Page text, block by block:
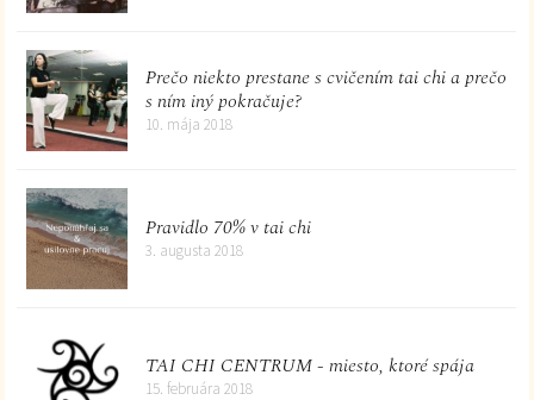
Prečo niekto prestane s cvičením tai chi a prečo
s ním iný pokračuje?
10. mája 2018
Pravidlo 70% v tai chi
3. augusta 2018
TAI CHI CENTRUM - miesto, ktoré spája
15. februára 2018